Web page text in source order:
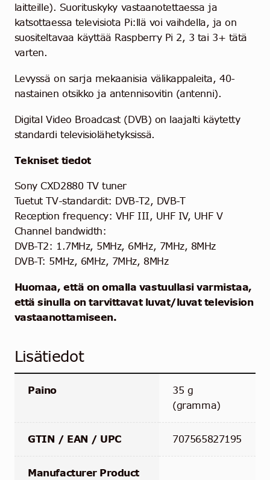
laitteille). Suorituskyky vastaanotettaessa ja
katsottaessa televisiota Pi:llä voi vaihdella, ja on
suositeltavaa käyttää Raspberry Pi 2, 3 tai 3+ tätä
varten.
Levyssä on sarja mekaanisia välikappaleita, 40-
nastainen otsikko ja antennisovitin (antenni).
Digital Video Broadcast (DVB) on laajalti käytetty
standardi televisiolähetyksissä.
Tekniset tiedot
Sony CXD2880 TV tuner
Tuetut TV-standardit: DVB-T2, DVB-T
Reception frequency: VHF III, UHF IV, UHF V
Channel bandwidth:
DVB-T2: 1.7MHz, 5MHz, 6MHz, 7MHz, 8MHz
DVB-T: 5MHz, 6MHz, 7MHz, 8MHz
Huomaa, että on omalla vastuullasi varmistaa,
että sinulla on tarvittavat luvat/luvat television
vastaanottamiseen.
Lisätiedot
Paino
35 g
(gramma)
GTIN / EAN / UPC 707565827195
Manufacturer Product